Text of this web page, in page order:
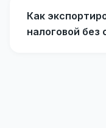
Как
налоговой без